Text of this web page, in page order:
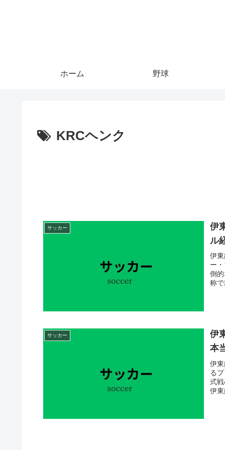
ホーム 野球
KRCヘンク
サッカー
伊
ル
伊
ー
倒
称
サッカー
伊
本
伊
る
式
伊